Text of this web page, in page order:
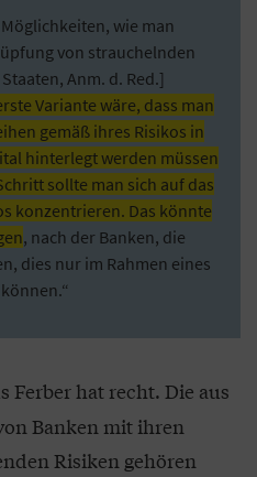
wie man
von strauchelnden
Anm. d. Red.]
Variante wäre, dass man
gemäß ihres Risikos in
hinterlegt werden müssen
sollte man sich auf das
konzentrieren. Das könnte
, nach der Banken, die
dies nur im Rahmen eines
Ferber hat recht. Die aus
Banken mit ihren
Risiken gehören